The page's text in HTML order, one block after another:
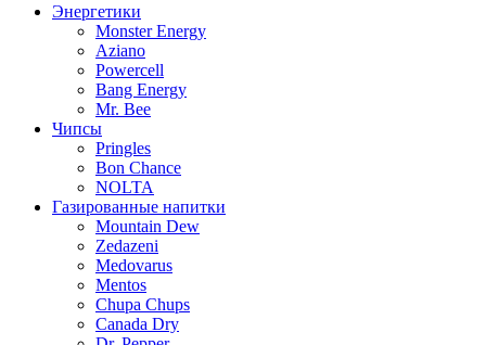
Энергетики
Monster Energy
Aziano
Powercell
Bang Energy
Mr. Bee
Чипсы
Pringles
Bon Chance
NOLTA
Газированные напитки
Mountain Dew
Zedazeni
Medovarus
Mentos
Chupa Chups
Canada Dry